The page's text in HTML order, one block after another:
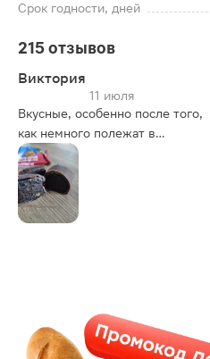
Срок годности, дней
215 отзывов
Виктория
11 июля
Вкусные, особенно после того,
как немного полежат в
холодильнике, тогда шоколад
хрустит